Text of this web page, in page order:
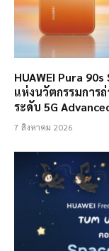
HUAWEI Pura
แห่งนวัตกรรมการ
ระดับ 5G
7 สิงหาคม 2026